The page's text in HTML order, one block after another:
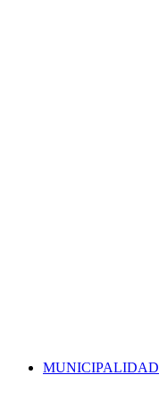
MUNICIPALIDAD